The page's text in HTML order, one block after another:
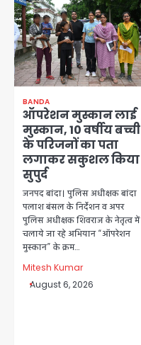
BANDA
ऑपरेशन मुस्कान लाई
मुस्कान, 10 वर्षीय बच्ची
के परिजनों का पता
लगाकर सकुशल किया
सुपुर्द
जनपद बांदा। पुलिस अधीक्षक बांदा
पलाश बंसल के निर्देशन व अपर
पुलिस अधीक्षक शिवराज के नेतृत्व में
चलाये जा रहे अभियान “ऑपरेशन
मुस्कान” के क्रम…
Mitesh Kumar
August 6, 2026